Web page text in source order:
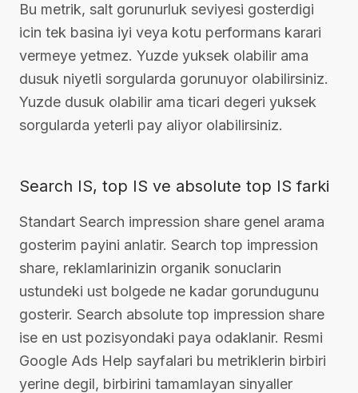
Bu metrik, salt gorunurluk seviyesi gosterdigi
icin tek basina iyi veya kotu performans karari
vermeye yetmez. Yuzde yuksek olabilir ama
dusuk niyetli sorgularda gorunuyor olabilirsiniz.
Yuzde dusuk olabilir ama ticari degeri yuksek
sorgularda yeterli pay aliyor olabilirsiniz.
Search IS, top IS ve absolute top IS farki
Standart Search impression share genel arama
gosterim payini anlatir. Search top impression
share, reklamlarinizin organik sonuclarin
ustundeki ust bolgede ne kadar gorundugunu
gosterir. Search absolute top impression share
ise en ust pozisyondaki paya odaklanir. Resmi
Google Ads Help sayfalari bu metriklerin birbiri
yerine degil, birbirini tamamlayan sinyaller